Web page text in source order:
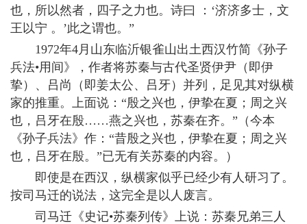
也，所以然者，四子之力也。诗曰 ：‘济济多士，文
王以宁 。’此之谓也。”
1972年4月山东临沂银雀山出土西汉竹简《孙子
兵法•用间》，作者将苏秦与古代圣贤伊尹（即伊
挚）、吕尚（即姜太公、吕牙）并列，足见其对纵横
家的推重。上面说：“殷之兴也，伊挚在夏；周之兴
也，吕牙在殷……燕之兴也，苏秦在齐。”（今本
《孙子兵法》作：“昔殷之兴也，伊挚在夏；周之兴
也，吕牙在殷。”已无有关苏秦的内容。）
即使是在西汉，纵横家似乎已经少有人研习了。
按司马迁的说法，这完全是以人废言。
司马迁《史记•苏秦列传》上说：苏秦兄弟三人